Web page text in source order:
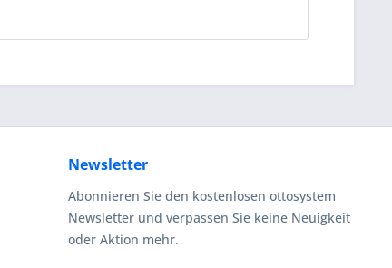
Newsletter
Abonnieren Sie den kostenlosen ottosystem
Newsletter und verpassen Sie keine Neuigkeit
oder Aktion mehr.